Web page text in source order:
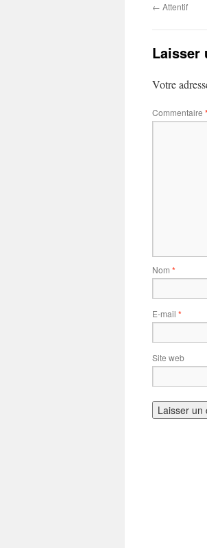
← Attentif
Laisser
Votre
Commentaire
Nom *
E-mail *
Site web